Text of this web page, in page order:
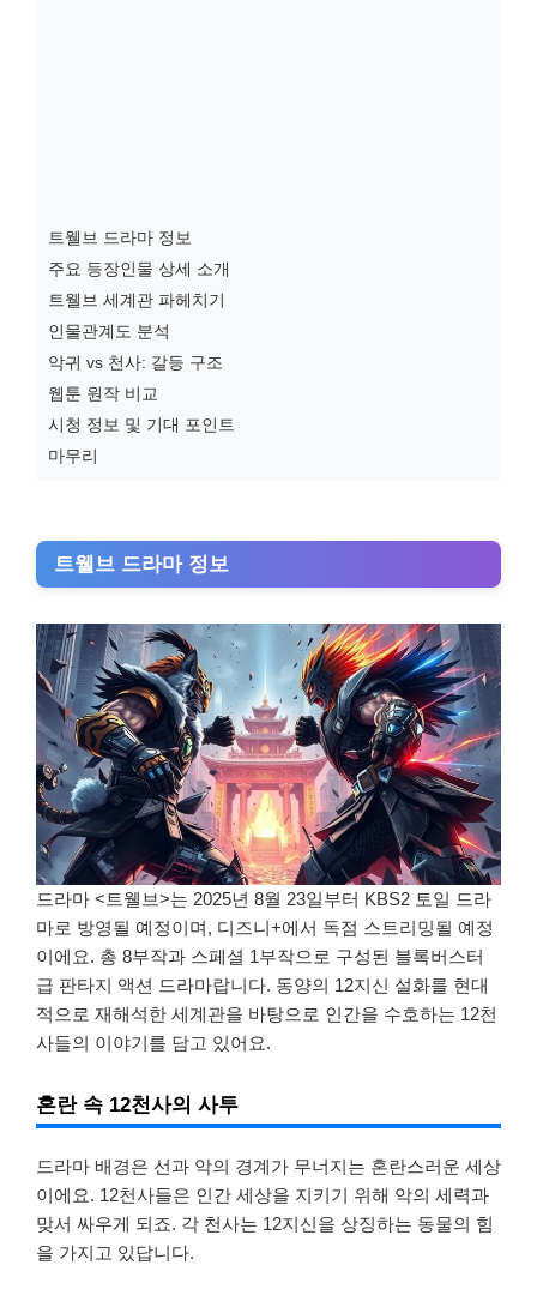
트웰브 드라마 정보
주요 등장인물 상세 소개
트웰브 세계관 파헤치기
인물관계도 분석
악귀 vs 천사: 갈등 구조
웹툰 원작 비교
시청 정보 및 기대 포인트
마무리
트웰브 드라마 정보
드라마 <트웰브>는 2025년 8월 23일부터 KBS2 토일 드라
마로 방영될 예정이며, 디즈니+에서 독점 스트리밍될 예정
이에요. 총 8부작과 스페셜 1부작으로 구성된 블록버스터
급 판타지 액션 드라마랍니다. 동양의 12지신 설화를 현대
적으로 재해석한 세계관을 바탕으로 인간을 수호하는 12천
사들의 이야기를 담고 있어요.
혼란 속 12천사의 사투
드라마 배경은 선과 악의 경계가 무너지는 혼란스러운 세상
이에요. 12천사들은 인간 세상을 지키기 위해 악의 세력과
맞서 싸우게 되죠. 각 천사는 12지신을 상징하는 동물의 힘
을 가지고 있답니다.